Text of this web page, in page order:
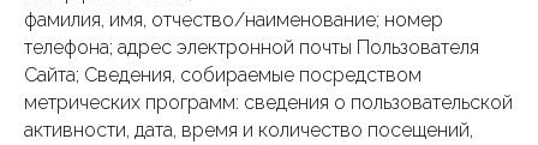
фамилия, имя, отчество/наименование; номер
телефона; адрес электронной почты Пользователя
Сайта; Сведения, собираемые посредством
метрических программ: сведения о пользовательской
активности, дата, время и количество посещений,